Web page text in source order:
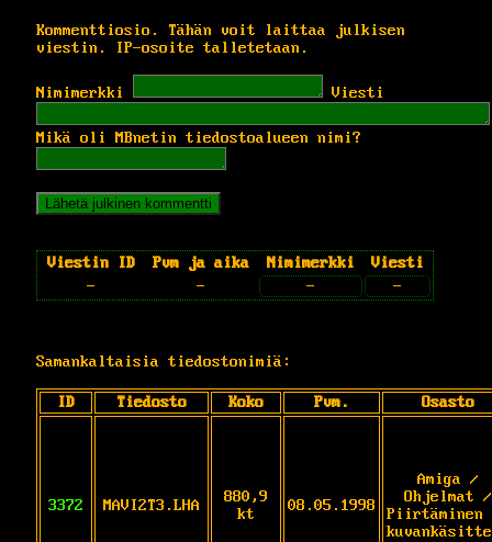
Kommenttiosio. Tähän voit laittaa julkisen
viestin. IP-osoite talletetaan.
Nimimerkki Viesti
Mikä oli MBnetin tiedostoalueen nimi?
Viestin ID Pvm ja aika Nimimerkki
Viesti
-
- - -
Samankaltaisia tiedostonimiä:
ID Tiedosto Koko Pvm. Osasto
3372 MAVI2T3.LHA
880,9
kt
08.05.1998
Amiga /
Ohjelmat /
Piirtäminen